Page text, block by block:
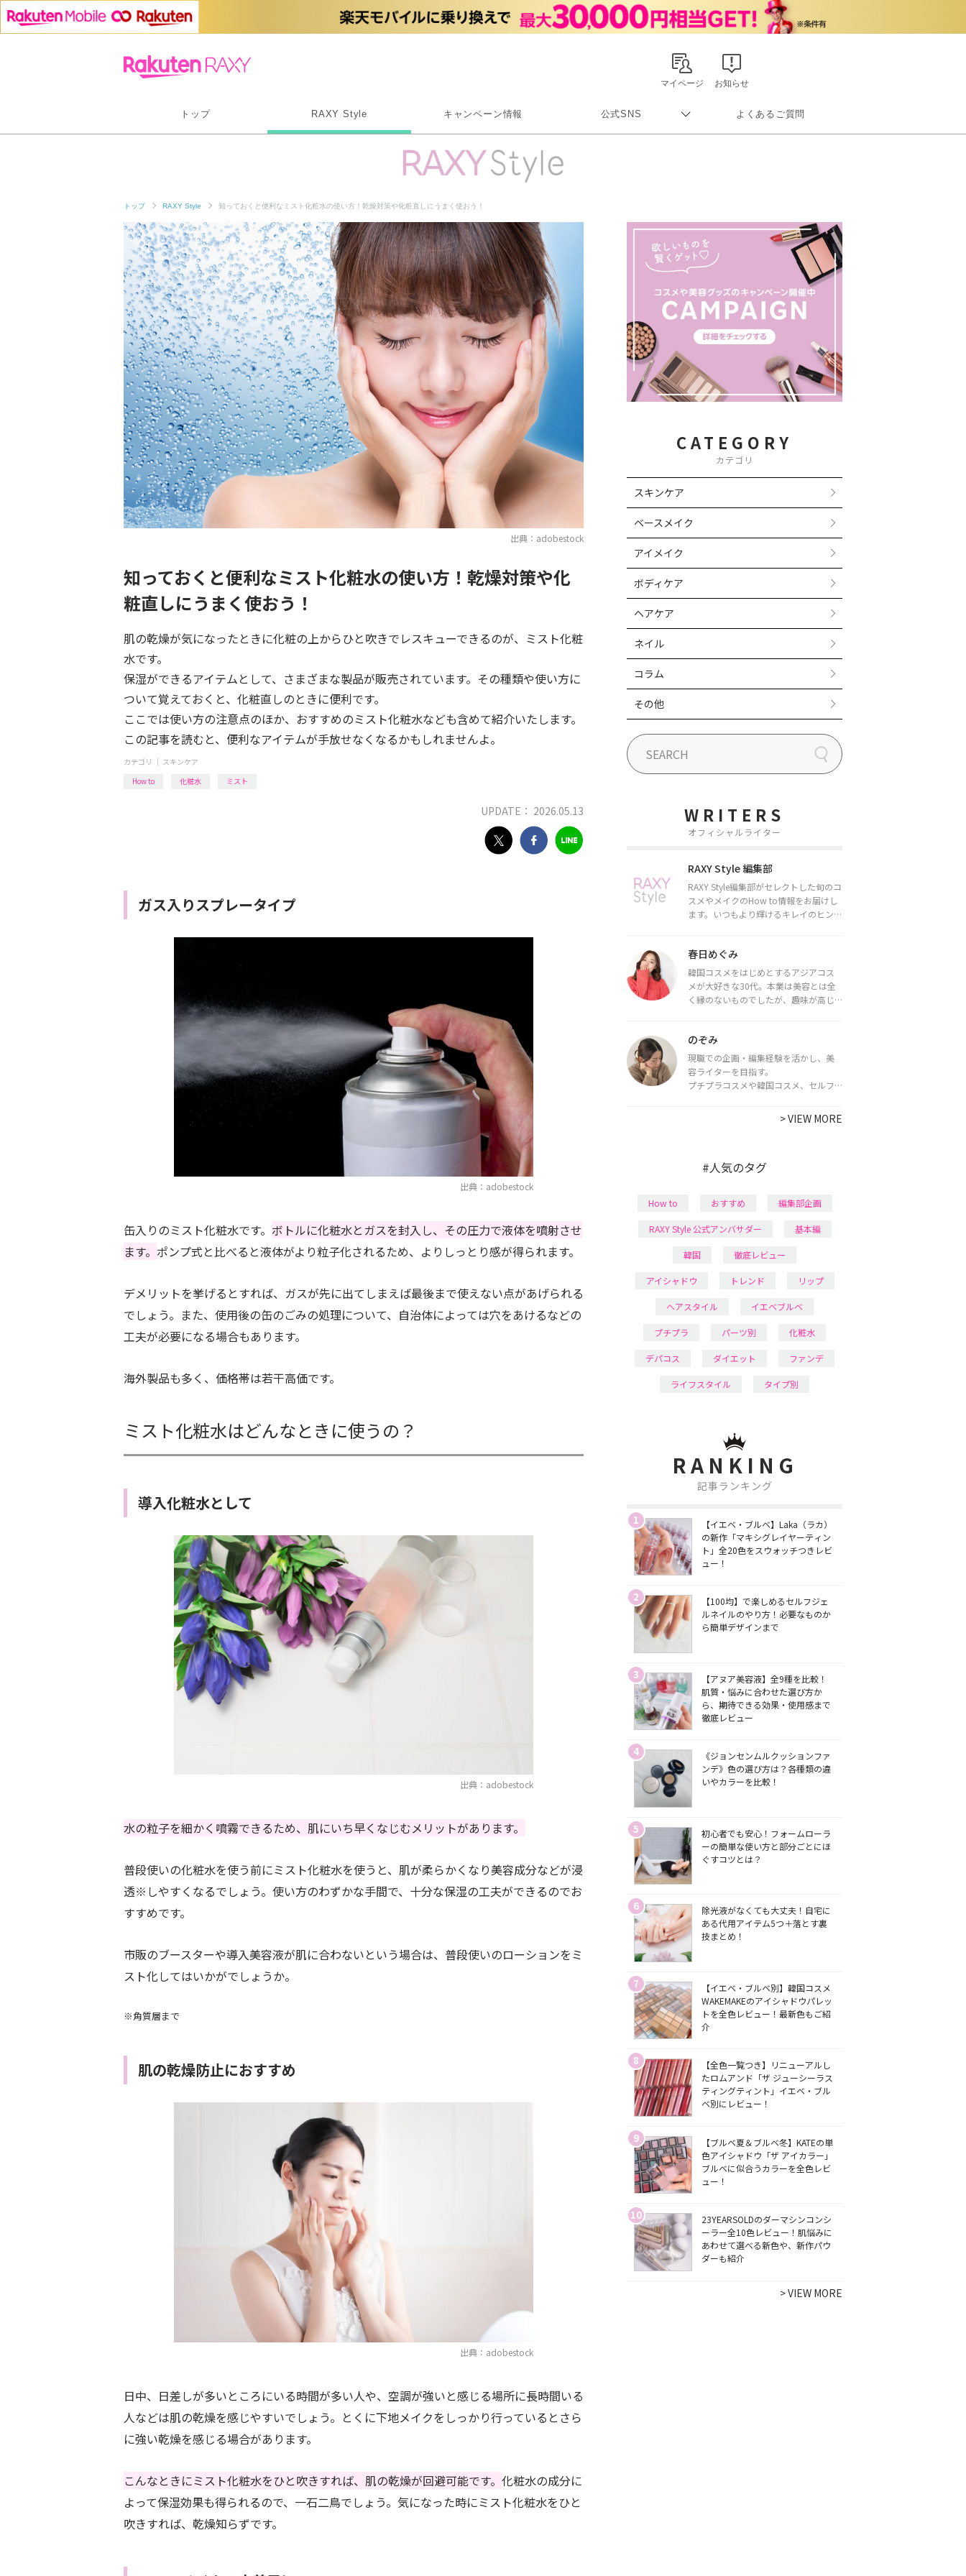
お知らせ
マイページ
トップ RAXY Style キャンペーン情報 公式SNS
Rakuten Link
よくあるご質問
トップ RAXY Style 知っておくと便利なミスト化粧水の使い方！乾燥対策や化粧直しにうまく使おう！
出典：adobestock
知っておくと便利なミスト化粧水の使い方！乾燥対策や化
粧直しにうまく使おう！
肌の乾燥が気になったときに化粧の上からひと吹きでレスキューできるのが、ミスト化粧
水です。
保湿ができるアイテムとして、さまざまな製品が販売されています。その種類や使い方に
ついて覚えておくと、化粧直しのときに便利です。
ここでは使い方の注意点のほか、おすすめのミスト化粧水なども含めて紹介いたします。
この記事を読むと、便利なアイテムが手放せなくなるかもしれませんよ。
カテゴリ ｜ スキンケア
How to
化粧水 ミスト
UPDATE： 2026.05.13
ガス入りスプレータイプ
出典：adobestock
缶入りのミスト化粧水です。 ボトルに化粧水とガスを封入し、その圧力で液体を噴射させ
ます。 ポンプ式と比べると液体がより粒子化されるため、よりしっとり感が得られます。
デメリットを挙げるとすれば、ガスが先に出てしまえば最後まで使えない点があげられる
でしょう。また、使用後の缶のごみの処理について、自治体によっては穴をあけるなどの
工夫が必要になる場合もあります。
海外製品も多く、価格帯は若干高価です。
ミスト化粧水はどんなときに使うの？
導入化粧水として
出典：adobestock
水の粒子を細かく噴霧できるため、肌にいち早くなじむメリットがあります。
普段使いの化粧水を使う前にミスト化粧水を使うと、肌が柔らかくなり美容成分などが浸
透※しやすくなるでしょう。使い方のわずかな手間で、十分な保湿の工夫ができるのでお
すすめです。
市販のブースターや導入美容液が肌に合わないという場合は、普段使いのローションをミ
スト化してはいかがでしょうか。
※角質層まで
肌の乾燥防止におすすめ
出典：adobestock
日中、日差しが多いところにいる時間が多い人や、空調が強いと感じる場所に長時間いる
人などは肌の乾燥を感じやすいでしょう。とくに下地メイクをしっかり行っているとさら
に強い乾燥を感じる場合があります。
こんなときにミスト化粧水をひと吹きすれば、肌の乾燥が回避可能です。 化粧水の成分に
よって保湿効果も得られるので、一石二鳥でしょう。気になった時にミスト化粧水をひと
吹きすれば、乾燥知らずです。
CATEGORY
カテゴリ
スキンケア
ベースメイク
アイメイク
ボディケア
ヘアケア
ネイル
コラム
その他
WRITERS
オフィシャルライター
RAXY Style 編集部
RAXY Style編集部がセレクトした旬のコ
スメやメイクのHow to情報をお届けし
ます。いつもより輝けるキレイのヒント
春日めぐみ
韓国コスメをはじめとするアジアコス
メが大好きな30代。本業は美容とは全
く縁のないものでしたが、趣味が高じ
ライターとして活動中。
都内で16タイプパーソナルカラー診
断・顔タイプ診断・骨格診断によるイ
メージコンサルティングも行っていま
のぞみ
現職での企画・編集経験を活かし、美
容ライターを目指す。
プチプラコスメや韓国コスメ、セルフ
で最新情報をチェック。家事や育児の合
間に取り入れられる時短美容テクも実
>VIEW MORE
#人気のタグ
How to おすすめ 編集部企画
RAXY Style 公式アンバサダー 基本編
韓国 徹底レビュー
アイシャドウ トレンド リップ
ヘアスタイル イエベブルベ
プチプラ パーツ別 化粧水
デパコス ダイエット ファンデ
ライフスタイル タイプ別
RANKING
記事ランキング
1
【イエベ・ブルベ】Laka（ラカ）
の新作「マキシグレイヤーティン
ト」全20色をスウォッチつきレビ
ュー！
2
【100均】で楽しめるセルフジェ
ルネイルのやり方！必要なものか
ら簡単デザインまで
3
【アヌア美容液】全9種を比較！
肌質・悩みに合わせた選び方か
ら、期待できる効果・使用感まで
徹底レビュー
4
《ジョンセンムルクッションファ
ンデ》色の選び方は？各種類の違
いやカラーを比較！
5
初心者でも安心！フォームローラ
ーの簡単な使い方と部分ごとにほ
ぐすコツとは？
6
除光液がなくても大丈夫！自宅に
ある代用アイテム5つ＋落とす裏
技まとめ！
7
【イエベ・ブルベ別】韓国コスメ
WAKEMAKEのアイシャドウパレッ
トを全色レビュー！最新色もご紹
介
8
【全色一覧つき】リニューアルし
たロムアンド「ザ ジューシーラス
ティングティント」イエベ・ブル
ベ別にレビュー！
9
【ブルベ夏＆ブルベ冬】KATEの単
色アイシャドウ「ザ アイカラー」
ブルベに似合うカラーを全色レビ
ュー！
10
23YEARSOLDのダーマシンコンシ
ーラー全10色レビュー！肌悩みに
あわせて選べる新色や、新作パウ
ダーも紹介
>VIEW MORE